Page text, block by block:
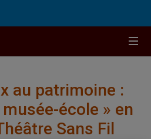
au patrimoine :
école » en
Sans Fil